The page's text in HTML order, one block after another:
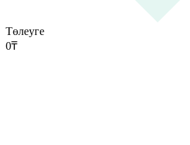
Төлеуге
0₸